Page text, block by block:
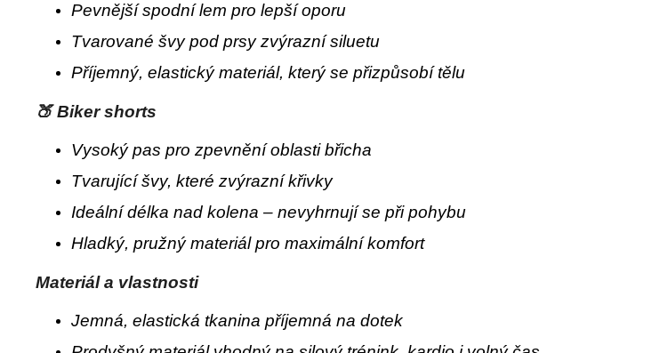
Pevnější spodní lem pro lepší oporu
Tvarované švy pod prsy zvýrazní siluetu
Příjemný, elastický materiál, který se přizpůsobí tělu
🍑 Biker shorts
Vysoký pas pro zpevnění oblasti břicha
Tvarující švy, které zvýrazní křivky
Ideální délka nad kolena – nevyhrnují se při pohybu
Hladký, pružný materiál pro maximální komfort
Materiál a vlastnosti
Jemná, elastická tkanina příjemná na dotek